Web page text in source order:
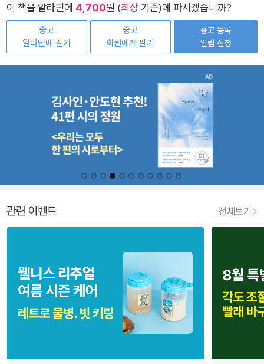
이 책을 알라딘에 4,700원 (최상 기준)에 파시겠습니까?
중고
알라딘에 팔기
중고
회원에게 팔기
중고 등록
알림 신청
관련 이벤트 전체보기